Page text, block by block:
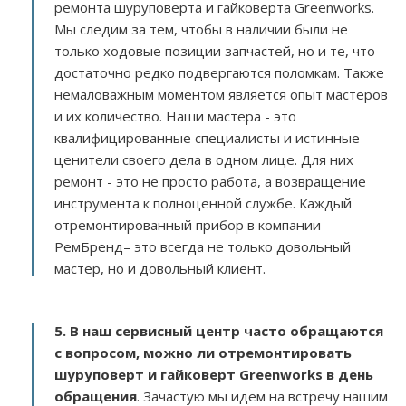
ремонта шуруповерта и гайковерта Greenworks.
Мы следим за тем, чтобы в наличии были не
только ходовые позиции запчастей, но и те, что
достаточно редко подвергаются поломкам. Также
немаловажным моментом является опыт мастеров
и их количество. Наши мастера - это
квалифицированные специалисты и истинные
ценители своего дела в одном лице. Для них
ремонт - это не просто работа, а возвращение
инструмента к полноценной службе. Каждый
отремонтированный прибор в компании
РемБренд– это всегда не только довольный
мастер, но и довольный клиент.
5. В наш сервисный центр часто обращаются
с вопросом, можно ли отремонтировать
шуруповерт и гайковерт Greenworks в день
обращения. Зачастую мы идем на встречу нашим